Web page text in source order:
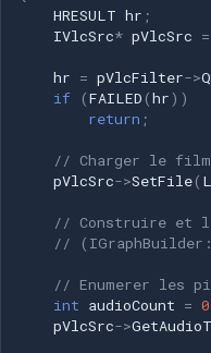
HRESULT hr ;
IVlcSrc* pVlcSrc =
hr = pVlcFilter->
if
(FAILED (hr))
return ;
// Charger le film
pVlcSrc->SetFile( L
// Construire et
//
// Enumerer les
int audioCount = 0
pVlcSrc->